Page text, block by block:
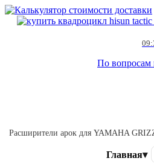
По вопросам
Расширители арок для YAMAHA
Главная▾